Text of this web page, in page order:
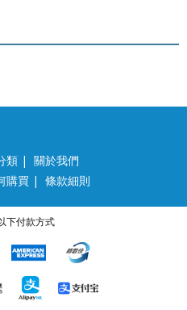
類 | 關於我們
購買 | 條款細則
下付款方式